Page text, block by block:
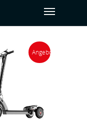
Angebot!